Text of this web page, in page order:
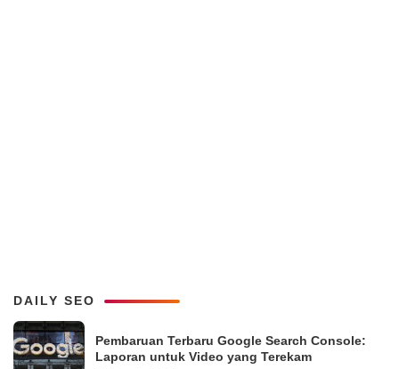
DAILY SEO
Pembaruan Terbaru Google Search Console:
Laporan untuk Video yang Terekam